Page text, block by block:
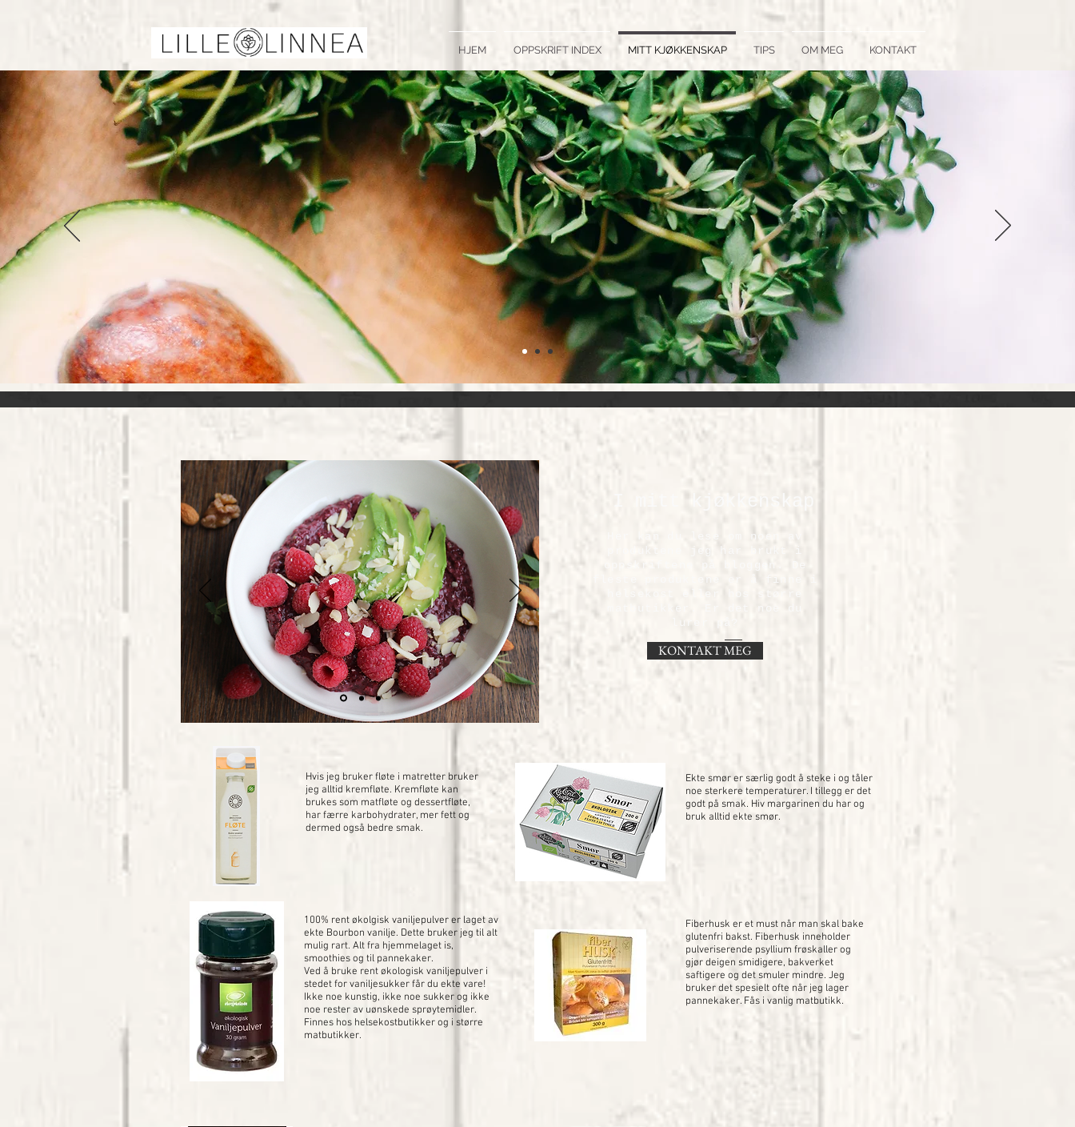
HJEM OPPSKRIFT INDEX MITT KJØKKENSKAP TIPS OM MEG KONTAKT
I mitt kjøkkenskap
Her kan du lese om noen av
fleste produktene er å finne i
helsekost eller hos større
lurer på?
KONTAKT MEG
Hvis jeg bruker fløte i matretter bruker
jeg alltid kremfløte. Kremfløte kan
brukes som matfløte og dessertfløte,
har færre karbohydrater, mer fett og
dermed også bedre smak.
Ekte smør er særlig godt å steke i og tåler
noe sterkere temperaturer. I tillegg er det
godt på smak. Hiv margarinen du har og
bruk alltid ekte smør.
100% rent økolgisk vaniljepulver er laget av
ekte Bourbon vanilje. Dette bruker jeg til alt
mulig rart. Alt fra hjemmelaget is,
smoothies og til pannekaker.
Ved å bruke rent økologisk vaniljepulver i
stedet for vaniljesukker får du ekte vare!
Ikke noe kunstig, ikke noe sukker og ikke
noe rester av uønskede sprøytemidler.
Finnes hos helsekostbutikker og i større
matbutikker.
Fiberhusk er et must når man skal bake
glutenfri bakst. Fiberhusk inneholder
pulveriserende psyllium frøskaller og
gjør deigen smidigere, bakverket
saftigere og det smuler mindre. Jeg
bruker det spesielt ofte når jeg lager
pannekaker. Fås i vanlig matbutikk.